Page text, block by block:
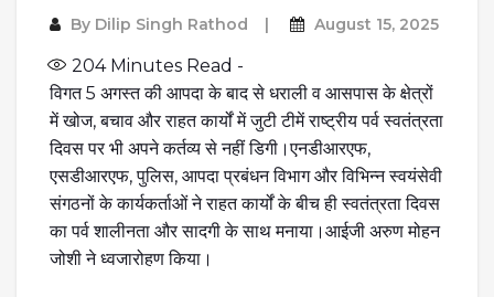
By Dilip Singh Rathod August 15, 2025
204Minutes Read -
विगत 5 अगस्त की आपदा के बाद से धराली व आसपास के क्षेत्रों
में खोज, बचाव और राहत कार्यों में जुटी टीमें राष्ट्रीय पर्व स्वतंत्रता
दिवस पर भी अपने कर्तव्य से नहीं डिगी।एनडीआरएफ,
एसडीआरएफ, पुलिस, आपदा प्रबंधन विभाग और विभिन्न स्वयंसेवी
संगठनों के कार्यकर्ताओं ने राहत कार्यों के बीच ही स्वतंत्रता दिवस
का पर्व शालीनता और सादगी के साथ मनाया।आईजी अरुण मोहन
जोशी ने ध्वजारोहण किया।